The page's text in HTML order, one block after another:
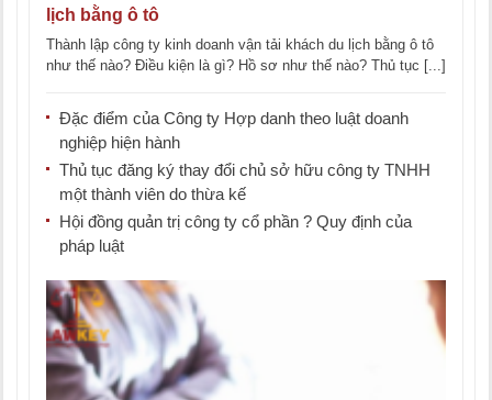
lịch bằng ô tô
Thành lập công ty kinh doanh vận tải khách du lịch bằng ô tô
như thế nào? Điều kiện là gì? Hồ sơ như thế nào? Thủ tục [...]
Đặc điểm của Công ty Hợp danh theo luật doanh
nghiệp hiện hành
Thủ tục đăng ký thay đổi chủ sở hữu công ty TNHH
một thành viên do thừa kế
Hội đồng quản trị công ty cổ phần ? Quy định của
pháp luật